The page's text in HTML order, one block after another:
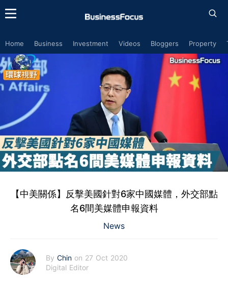
Home Business Investment Videos Bloggers Property
【中美關係】反擊美國針對6家中國媒體，外交部點
名6間美媒體申報資料
News
By Chin on 27 Oct 2020
Digital Editor